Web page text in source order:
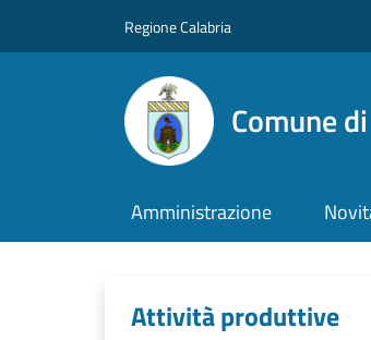
Regione Calabria
Comune
Amministrazione
Attività produttive